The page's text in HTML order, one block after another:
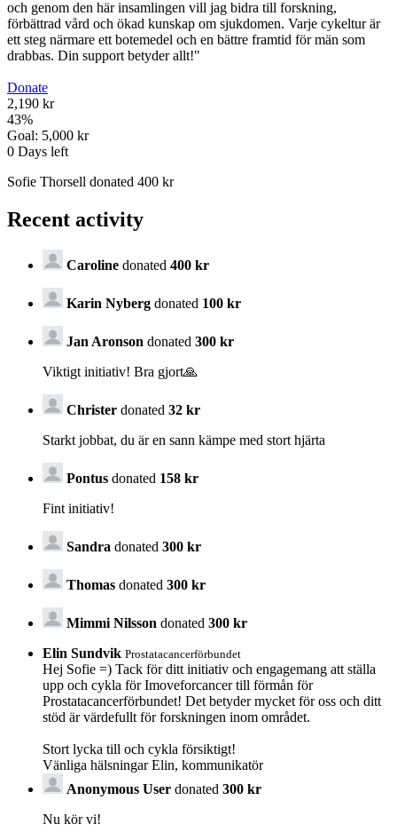
och genom den här insamlingen vill jag bidra till forskning,
förbättrad vård och ökad kunskap om sjukdomen. Varje cykeltur är
ett steg närmare ett botemedel och en bättre framtid för män som
drabbas. Din support betyder allt!"
Donate
2,190 kr
43%
Goal: 5,000 kr
0 Days left
Sofie Thorsell donated 400 kr
Recent activity
Caroline donated 400 kr
Karin Nyberg donated 100 kr
Jan Aronson donated 300 kr
Viktigt initiativ! Bra gjort🙏
Christer donated 32 kr
Starkt jobbat, du är en sann kämpe med stort hjärta
Pontus donated 158 kr
Fint initiativ!
Sandra donated 300 kr
Thomas donated 300 kr
Mimmi Nilsson donated 300 kr
Elin Sundvik Prostatacancerförbundet
Hej Sofie =) Tack för ditt initiativ och engagemang att ställa
upp och cykla för Imoveforcancer till förmån för
Prostatacancerförbundet! Det betyder mycket för oss och ditt
stöd är värdefullt för forskningen inom området.
Stort lycka till och cykla försiktigt!
Vänliga hälsningar Elin, kommunikatör
Anonymous User donated 300 kr
Nu kör vi!